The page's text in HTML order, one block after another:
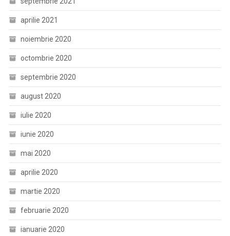
aprilie 2021
noiembrie 2020
octombrie 2020
septembrie 2020
august 2020
iulie 2020
iunie 2020
mai 2020
aprilie 2020
martie 2020
februarie 2020
ianuarie 2020